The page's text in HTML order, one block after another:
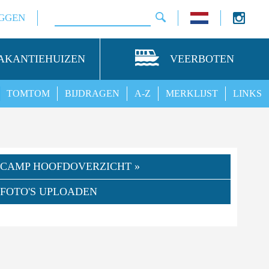
VEERBOTEN
LINKS
MERKLIJST
A-Z
BIJDRAGEN
TOMTOM
CAMP HOOFDOVERZICHT »
FOTO'S UPLOADEN